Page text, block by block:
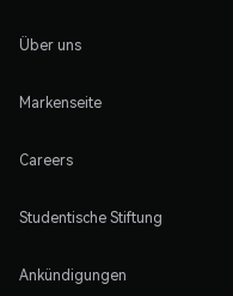
Über uns
Markenseite
Careers
Studentische Stiftung
Ankündigungen